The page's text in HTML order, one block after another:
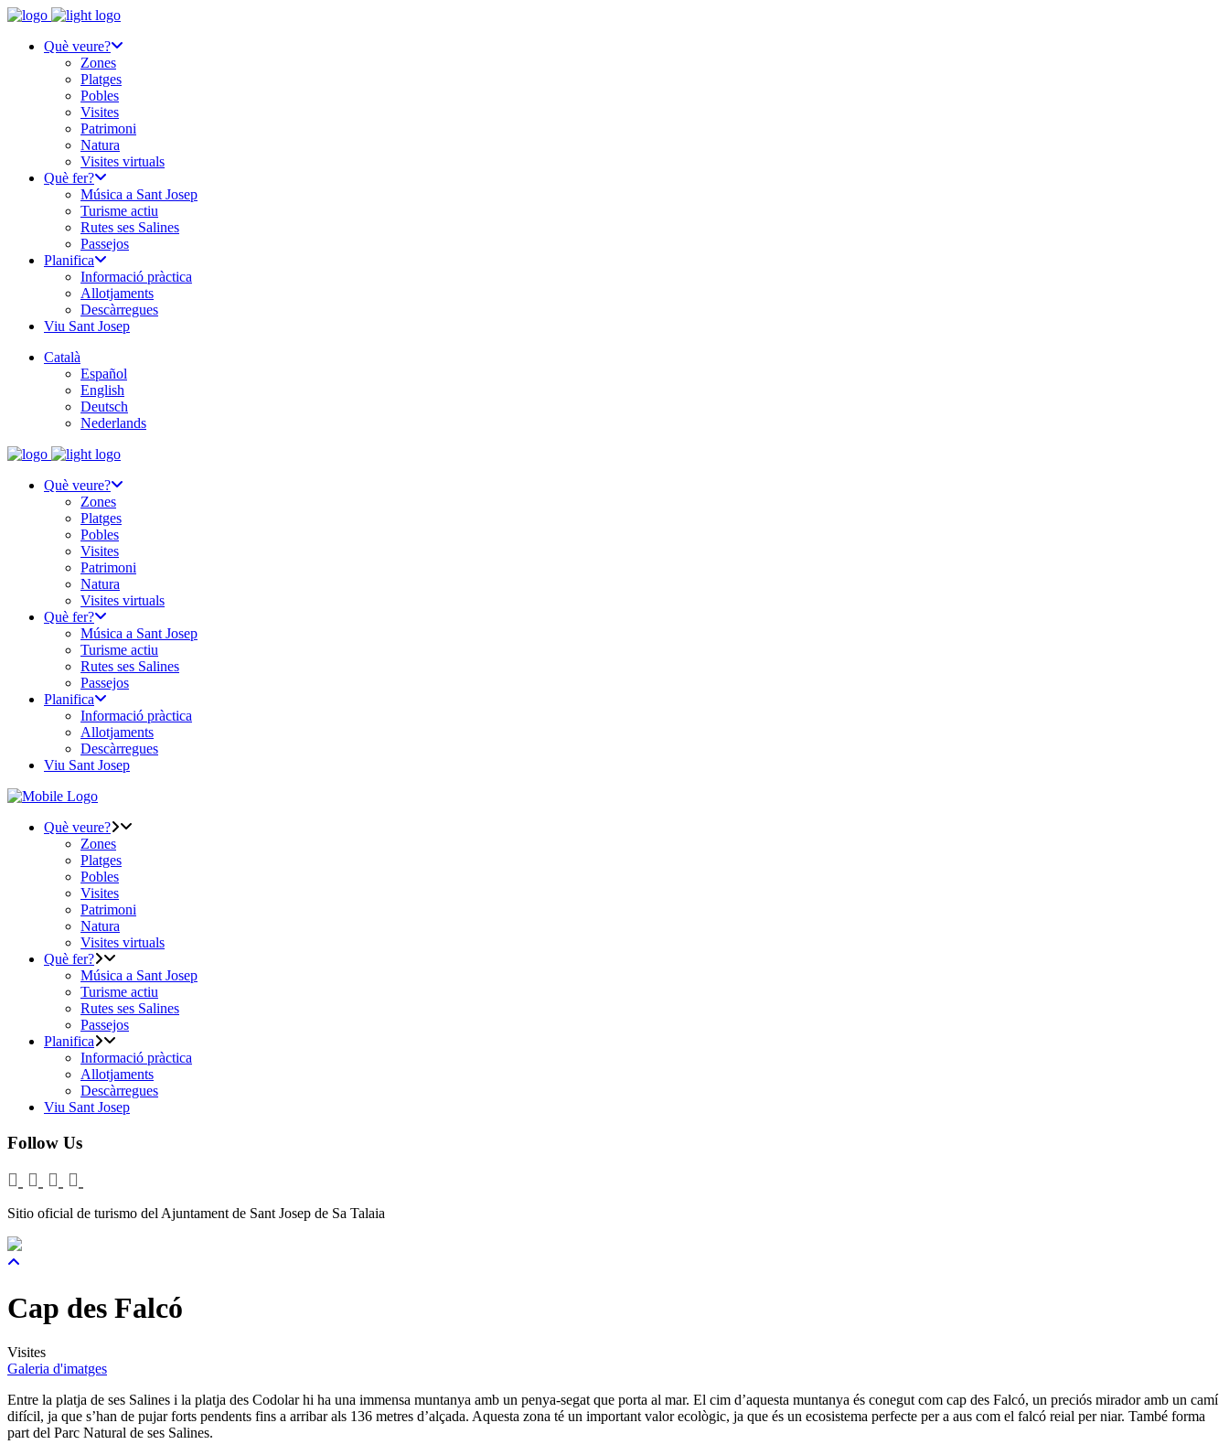
Què veure?
Zones
Platges
Pobles
Visites
Patrimoni
Natura
Visites virtuals
Què fer?
Música a Sant Josep
Turisme actiu
Rutes ses Salines
Passejos
Planifica
Informació pràctica
Allotjaments
Descàrregues
Viu Sant Josep
Català
Español
English
Deutsch
Nederlands
Què veure?
Zones
Platges
Pobles
Visites
Patrimoni
Natura
Visites virtuals
Què fer?
Música a Sant Josep
Turisme actiu
Rutes ses Salines
Passejos
Planifica
Informació pràctica
Allotjaments
Descàrregues
Viu Sant Josep
Què veure?
Zones
Platges
Pobles
Visites
Patrimoni
Natura
Visites virtuals
Què fer?
Música a Sant Josep
Turisme actiu
Rutes ses Salines
Passejos
Planifica
Informació pràctica
Allotjaments
Descàrregues
Viu Sant Josep
Follow Us
Sitio oficial de turismo del Ajuntament de Sant Josep de Sa Talaia
Cap des Falcó
Visites
Galeria d'imatges
Entre la platja de ses Salines i la platja des Codolar hi ha una immensa muntanya amb un penya-segat que porta al mar. El cim d’aquesta muntanya és conegut com cap des Falcó, un preciós mirador amb un camí
difícil, ja que s’han de pujar forts pendents fins a arribar als 136 metres d’alçada. Aquesta zona té un important valor ecològic, ja que és un ecosistema perfecte per a aus com el falcó reial per niar. També forma
part del Parc Natural de ses Salines.